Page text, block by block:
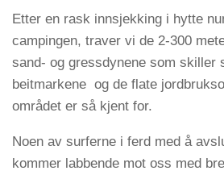
Etter en rask innsjekking i hytte
campingen, traver vi de 2-300
sand- og gressdynene som skiller
beitmarkene og de flate
området er så kjent for.
Noen av surferne i ferd med å
kommer labbende mot oss med